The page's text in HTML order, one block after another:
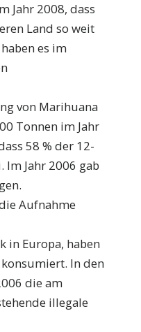
Jahr 2008, dass
Land so weit
es im
von Marihuana
Tonnen im Jahr
58 % der 12-
Im Jahr 2006 gab
Aufnahme
in Europa, haben
In den
die am
illegale